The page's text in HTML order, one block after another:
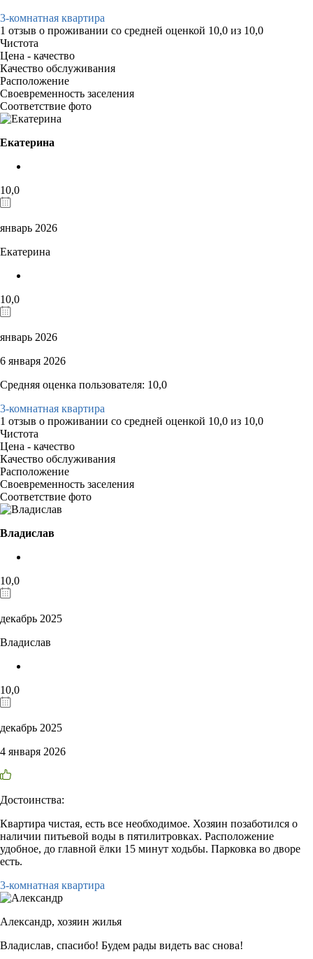
3-комнатная квартира
1 отзыв о проживании со средней оценкой 10,0 из 10,0
Чистота
Цена - качество
Качество обслуживания
Расположение
Своевременность заселения
Соответствие фото
Екатерина
10,0
январь 2026
Екатерина
10,0
январь 2026
6 января 2026
Средняя оценка пользователя: 10,0
3-комнатная квартира
1 отзыв о проживании со средней оценкой 10,0 из 10,0
Чистота
Цена - качество
Качество обслуживания
Расположение
Своевременность заселения
Соответствие фото
Владислав
10,0
декабрь 2025
Владислав
10,0
декабрь 2025
4 января 2026
Достоинства:
Квартира чистая, есть все необходимое. Хозяин позаботился о
наличии питьевой воды в пятилитровках. Расположение
удобное, до главной ёлки 15 минут ходьбы. Парковка во дворе
есть.
3-комнатная квартира
Александр, хозяин жилья
Владислав, спасибо! Будем рады видеть вас снова!